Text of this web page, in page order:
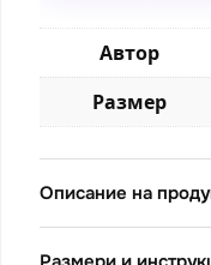
Автор
Размер
Описание на